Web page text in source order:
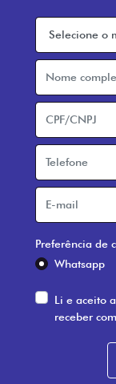
Preferência de
Whatsapp
Li e aceito a
receber